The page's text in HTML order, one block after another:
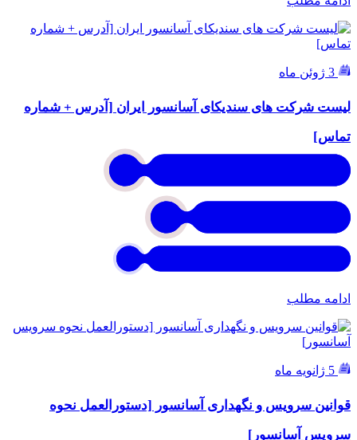
لیست شرکت های سندیکای آسانسور ایران [آدرس + شماره
تماس]
ادامه مطلب
قوانین سرویس و نگهداری آسانسور [دستورالعمل نحوه
سرویس آسانسور]